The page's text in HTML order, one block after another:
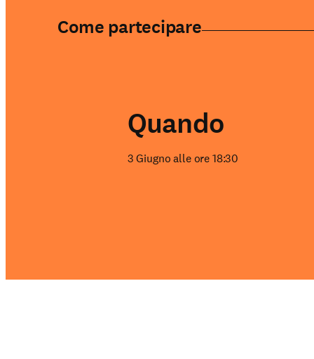
Come partecipare
Quando
3 Giugno alle ore 18:30